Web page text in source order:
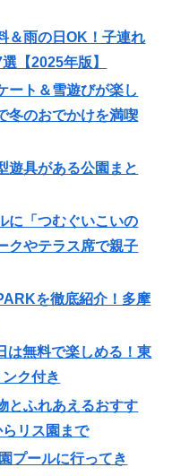
＆雨の日OK！子連れ
【2025年版】
ート＆雪遊びが楽し
冬のおでかけを満喫
遊具がある公園まと
に「つむぐいこいの
クやテラス席で親子
を徹底紹介！多摩
は無料で楽しめる！東
ク付き
とふれあえるおすす
リス園まで
プールに行ってき